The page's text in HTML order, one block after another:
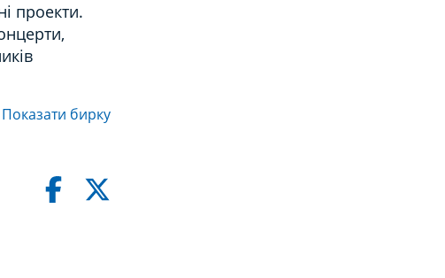
проекти.
Показати бирку